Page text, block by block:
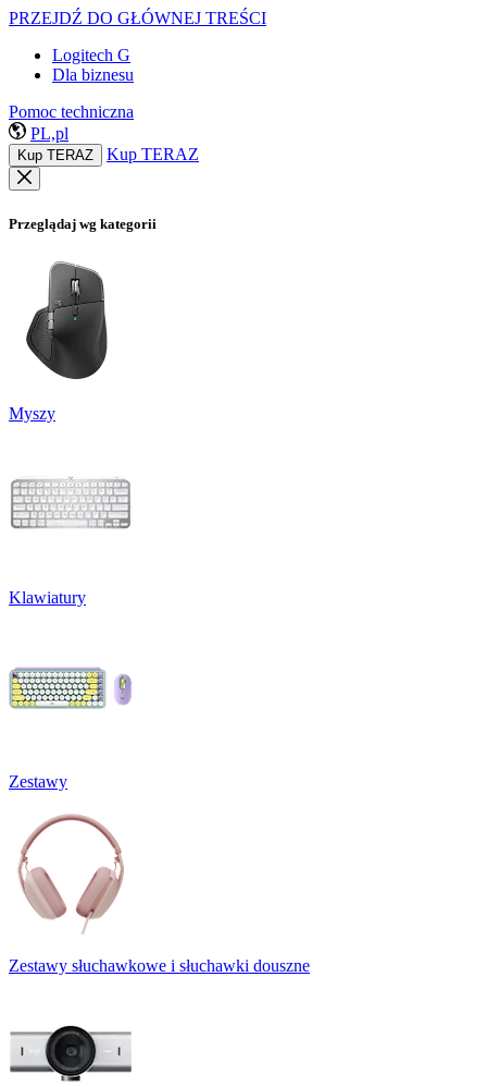
PRZEJDŹ DO GŁÓWNEJ TREŚCI
Logitech G
Dla biznesu
Pomoc techniczna
PL,pl
Kup TERAZ Kup TERAZ
Przeglądaj wg kategorii
Myszy
Klawiatury
Zestawy
Zestawy słuchawkowe i słuchawki douszne